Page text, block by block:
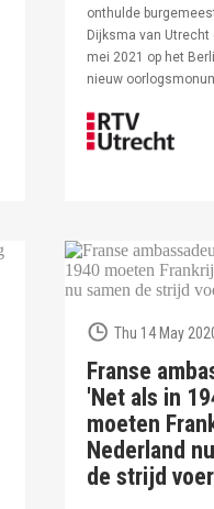
onthulde
Dijksma van Utrecht
mei 2021 op het
nieuw
Thu 14 May
Franse
'Net als in
moeten
Nederland
de strijd